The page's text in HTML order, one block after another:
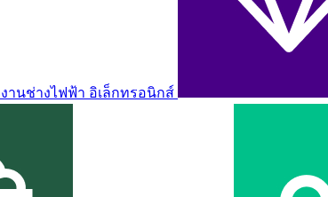
งานช่างไฟฟ้า อิเล็กทรอนิกส์